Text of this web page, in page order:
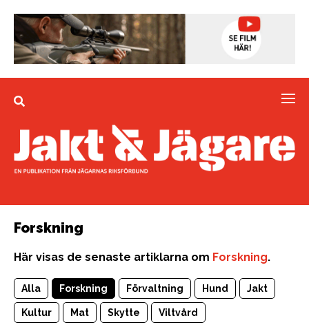
Forskning
Här visas de senaste artiklarna om Forskning.
Alla Forskning Förvaltning Hund Jakt
Kultur Mat Skytte Viltvård